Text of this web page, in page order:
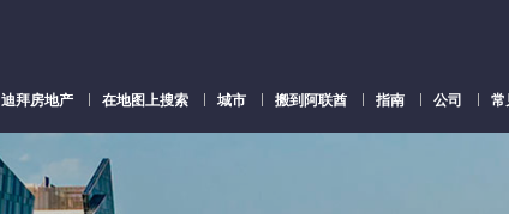
迪拜房地产 在地图上搜索 城市 搬到阿联酋 指南 公司 常